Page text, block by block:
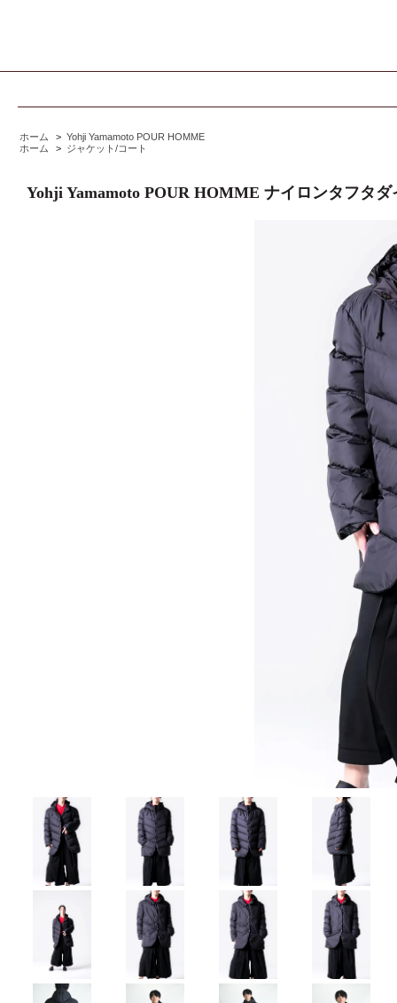
ホーム > Yohji Yamamoto POUR HOMME
ホーム
> ジャケット/コート
Yohji Yamamoto POUR HOMME ナイロンタフタ